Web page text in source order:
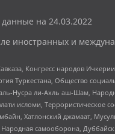
данные на 24.03.2022
иностранных и
Конгресс народов
Туркестана, Общество
Нусра ли-Ахль аш-Шам,
исломи,
Хатлонский джамаат,
самооборона,